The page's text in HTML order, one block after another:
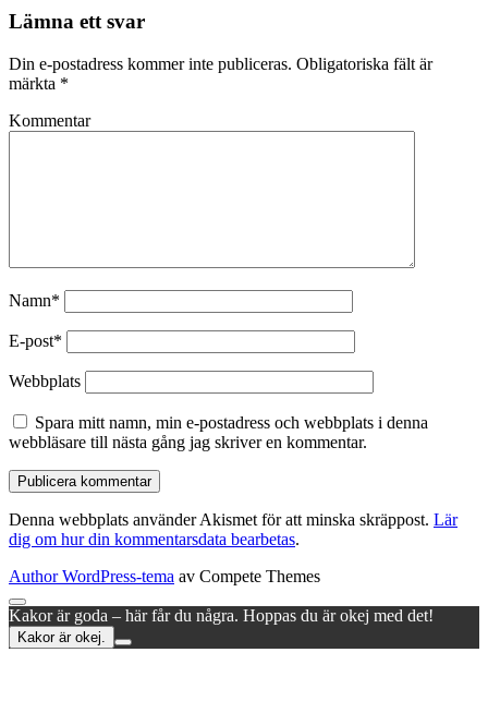
Lämna ett svar
Din e-postadress kommer inte publiceras. Obligatoriska fält är
märkta *
Kommentar
Namn*
E-post*
Webbplats
Spara mitt namn, min e-postadress och webbplats i denna
webbläsare till nästa gång jag skriver en kommentar.
Denna webbplats använder Akismet för att minska skräppost. Lär
dig om hur din kommentarsdata bearbetas.
Author WordPress-tema av Compete Themes
Rulla
till
toppen
Kakor är goda – här får du några. Hoppas du är okej med det!
Kakor är okej.